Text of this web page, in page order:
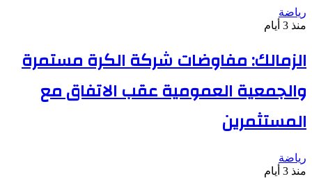
رياضة
منذ 3 أيام
الزمالك: مفاوضات شركة الكرة مستمرة
والجمعية العمومية عقب الاتفاق مع
المستثمرين
رياضة
منذ 3 أيام